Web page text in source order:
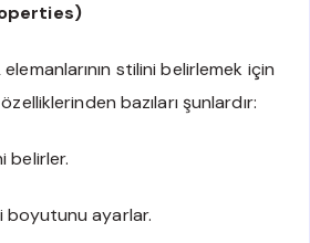
stilini belirlemek için
özelliklerinden bazıları şunlardır:
belirler.
boyutunu ayarlar.